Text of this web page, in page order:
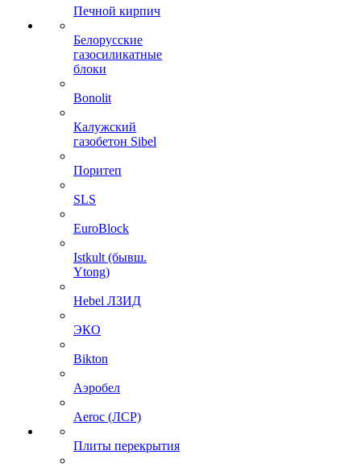
Печной кирпич
Белорусские
газосиликатные
блоки
Bonolit
Калужский
газобетон Sibel
Поритеп
SLS
EuroBlock
Istkult (бывш.
Ytong)
Hebel ЛЗИД
ЭКО
Bikton
Аэробел
Aeroc (ЛСР)
Плиты перекрытия